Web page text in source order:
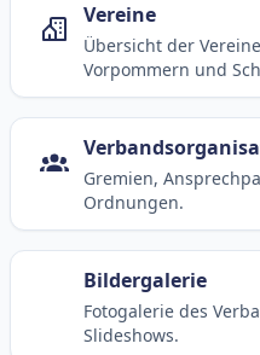
Vereine
Übersicht der
Vorpommern und
Gremien,
Ordnungen.
Bildergalerie
Fotogalerie des
Slideshows.